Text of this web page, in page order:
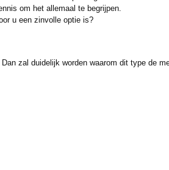
om het allemaal te begrijpen.
u een zinvolle optie is?
zal duidelijk worden waarom dit type de